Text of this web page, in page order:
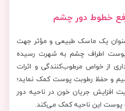
خطوط دور چشم
یک ماسک طبیعی و مؤثر جهت
اطراف چشم به شهرت رسیده
از خواص مرطوب‌کنندگی و اثرات
و حفظ رطوبت پوست کمک نماید؛
افزایش جریان خون در ناحیه دور
پوست این ناحیه کمک می‌کند.